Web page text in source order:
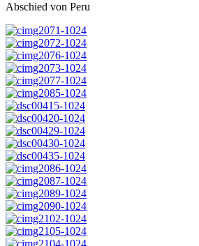
Abschied von Peru